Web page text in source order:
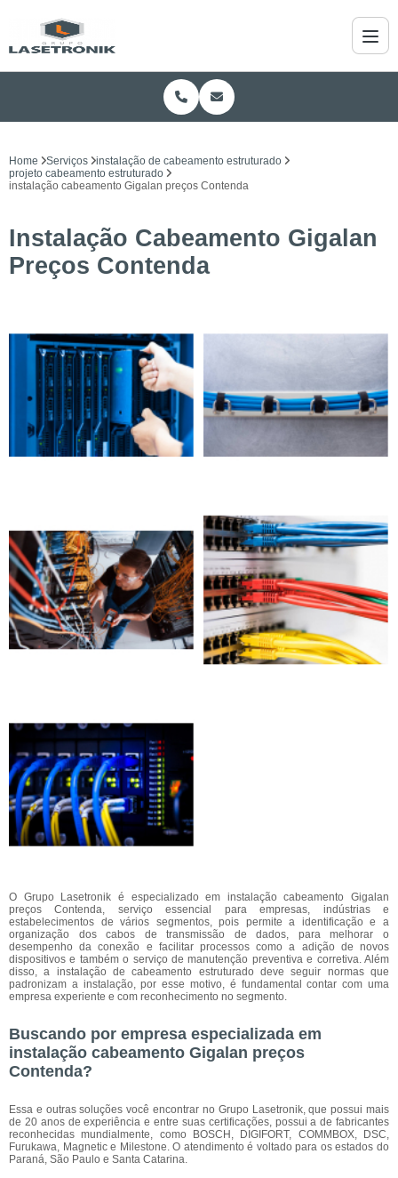
Home Serviços
instalação de cabeamento estruturado
projeto cabeamento estruturado
instalação cabeamento Gigalan preços Contenda
Instalação Cabeamento Gigalan
Preços Contenda
O Grupo Lasetronik é especializado em instalação cabeamento Gigalan
preços Contenda, serviço essencial para empresas, indústrias e
estabelecimentos de vários segmentos, pois permite a identificação e a
organização dos cabos de transmissão de dados, para melhorar o
desempenho da conexão e facilitar processos como a adição de novos
dispositivos e também o serviço de manutenção preventiva e corretiva. Além
disso, a instalação de cabeamento estruturado deve seguir normas que
padronizam a instalação, por esse motivo, é fundamental contar com uma
empresa experiente e com reconhecimento no segmento.
Buscando por empresa especializada em
instalação cabeamento Gigalan preços
Contenda?
Essa e outras soluções você encontrar no Grupo Lasetronik, que possui mais
de 20 anos de experiência e entre suas certificações, possui a de fabricantes
reconhecidas mundialmente, como BOSCH, DIGIFORT, COMMBOX, DSC,
Furukawa, Magnetic e Milestone. O atendimento é voltado para os estados do
Paraná, São Paulo e Santa Catarina.